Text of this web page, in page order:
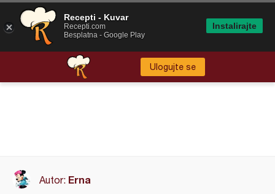
Ulogujte se
Autor: Erna
Recepti - Kuvar
Recepti.com
Besplatna - Google Play
Instalirajte